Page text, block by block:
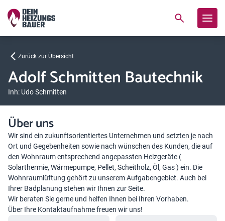
Zurück zur Übersicht
Adolf Schmitten Bautechnik
Inh: Udo Schmitten
Über uns
Wir sind ein zukunftsorientiertes Unternehmen und setzten je nach
Ort und Gegebenheiten sowie nach wünschen des Kunden, die auf
den Wohnraum entsprechend angepassten Heizgeräte (
Solarthermie, Wärmepumpe, Pellet, Scheitholz, Öl, Gas ) ein. Die
Wohnraumlüftung gehört zu unserem Aufgabengebiet. Auch bei
Ihrer Badplanung stehen wir Ihnen zur Seite.
Wir beraten Sie gerne und helfen Ihnen bei Ihren Vorhaben.
Über Ihre Kontaktaufnahme freuen wir uns!